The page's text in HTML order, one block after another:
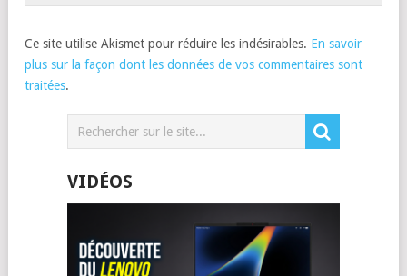
Ce site utilise Akismet pour réduire les indésirables. En savoir
plus sur la façon dont les données de vos commentaires sont
traitées.
VIDÉOS